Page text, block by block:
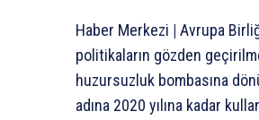
Haber Merkezi | Avrupa
politikaların gözden
huzursuzluk bombasına
adına 2020 yılına kadar